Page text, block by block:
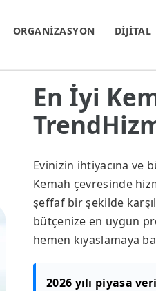
ORGANİZASYON DİJİTAL
En İyi
Evinizin ihtiyacına ve
Kemah çevresinde
şeffaf bir şekilde
bütçenize en uygun
hemen kıyaslamaya
2026 yılı piyasa